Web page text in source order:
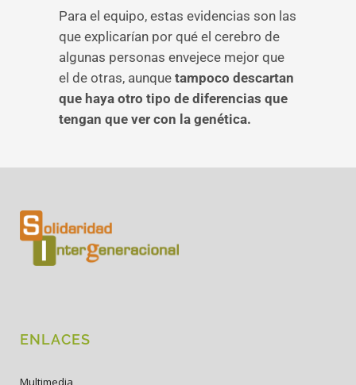
Para el equipo, estas evidencias son las
que explicarían por qué el cerebro de
algunas personas envejece mejor que
el de otras, aunque tampoco descartan
que haya otro tipo de diferencias que
tengan que ver con la genética.
ENLACES
Multimedia